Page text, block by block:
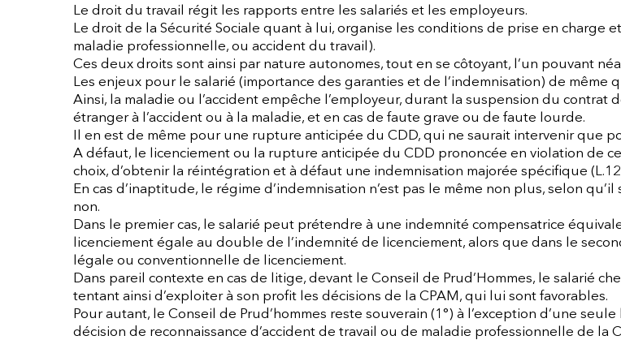
Le droit du travail régit les rapports entre les salariés et les employeurs.
Le droit de la Sécurité Sociale quant à lui, organise les conditions de prise en charge
maladie professionnelle, ou accident du travail).
Ces deux droits sont ainsi par nature autonomes, tout en se côtoyant, l’un pouvant
Les enjeux pour le salarié (importance des garanties et de l’indemnisation) de même
Ainsi, la maladie ou l’accident empêche l’employeur, durant la suspension du
étranger à l’accident ou à la maladie, et en cas de faute grave ou de faute lourde.
Il en est de même pour une rupture anticipée du CDD, qui ne saurait intervenir que
A défaut, le licenciement ou la rupture anticipée du CDD prononcée en violation de
choix, d’obtenir la réintégration et à défaut une indemnisation majorée spécifique
En cas d’inaptitude, le régime d’indemnisation n’est pas le même non plus, selon
non.
Dans le premier cas, le salarié peut prétendre à une indemnité compensatrice
licenciement égale au double de l’indemnité de licenciement, alors que dans le
légale ou conventionnelle de licenciement.
Dans pareil contexte en cas de litige, devant le Conseil de Prud’Hommes, le salarié
tentant ainsi d’exploiter à son profit les décisions de la CPAM, qui lui sont favorables.
Pour autant, le Conseil de Prud’hommes reste souverain (1°) à l’exception d’une
décision de reconnaissance d’accident de travail ou de maladie professionnelle de la